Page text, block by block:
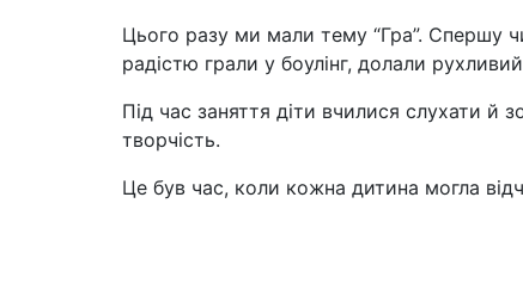
Цього разу ми мали тему “Гра”. Спершу
радістю грали у боулінг, долали
Під час заняття діти вчилися слухати
творчість.
Це був час, коли кожна дитина могла